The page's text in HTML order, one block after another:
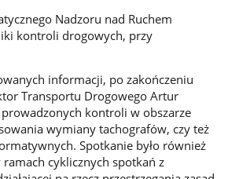
Nadzoru nad Ruchem
kontroli drogowych, przy
informacji, po zakończeniu
Transportu Drogowego Artur
kontroli w obszarze
wymiany tachografów, czy też
Spotkanie było również
cyklicznych spotkań z